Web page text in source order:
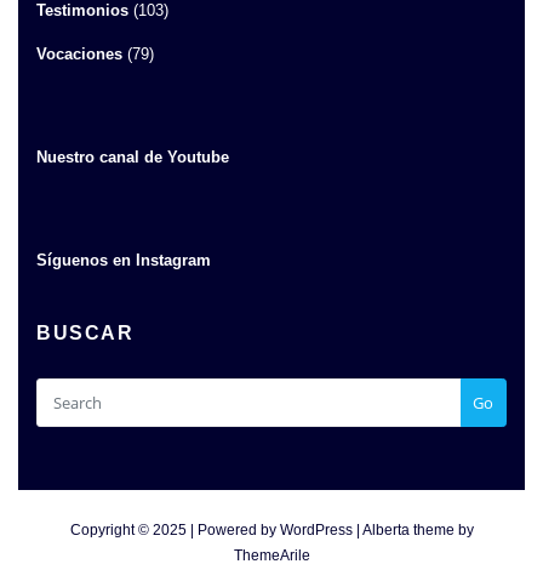
Testimonios (103)
Vocaciones (79)
Nuestro canal de Youtube
Síguenos en Instagram
BUSCAR
Go
Copyright © 2025 | Powered by WordPress
Alberta theme by
ThemeArile